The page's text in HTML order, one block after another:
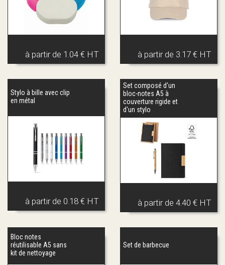
à partir de 1.04 € HT à partir de 3.17 € HT
Stylo à bille avec clip
en métal
à partir de 0.18 € HT
Set composé d'un
bloc-notes A5 à
couverture rigide et
d'un stylo
à partir de 4.40 € HT
Bloc notes
réutilisable A5 sans
kit de nettoyage
Set de barbecue